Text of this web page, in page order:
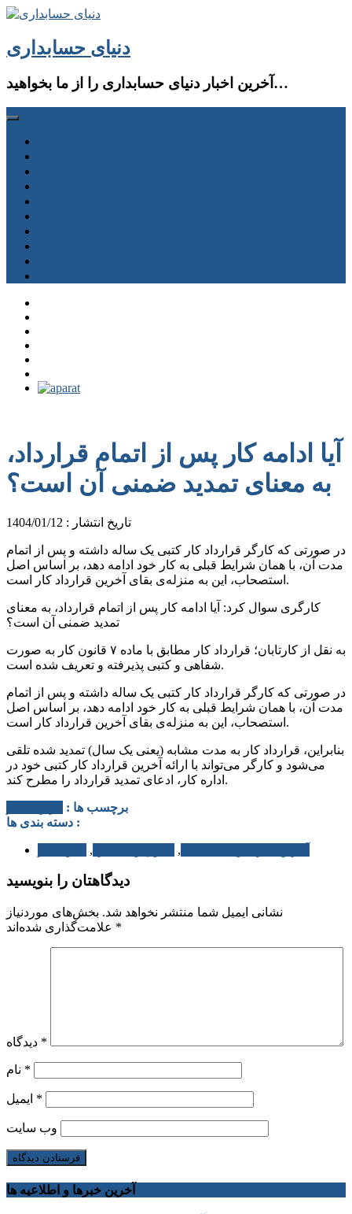
دنیای حسابداری
آخرین اخبار دنیای حسابداری را از ما بخواهید…
آیا ادامه کار پس از اتمام قرارداد،
به معنای تمدید ضمنی آن است؟
تاریخ انتشار : 1404/01/12
در صورتی که کارگر قرارداد کار کتبی یک ساله داشته و پس از اتمام
مدت آن، با همان شرایط قبلی به کار خود ادامه دهد، بر اساس اصل
استصحاب، این به منزله‌ی بقای آخرین قرارداد کار است.
کارگری سوال کرد: آیا ادامه کار پس از اتمام قرارداد، به معنای
تمدید ضمنی آن است؟
به نقل از کارتابان؛ قرارداد کار مطابق با ماده ۷ قانون کار به صورت
شفاهی و کتبی پذیرفته و تعریف شده است.
در صورتی که کارگر قرارداد کار کتبی یک ساله داشته و پس از اتمام
مدت آن، با همان شرایط قبلی به کار خود ادامه دهد، بر اساس اصل
استصحاب، این به منزله‌ی بقای آخرین قرارداد کار است.
بنابراین، قرارداد کار به مدت مشابه (یعنی یک سال) تمدید شده تلقی
می‌شود و کارگر می‌تواند با ارائه آخرین قرارداد کار کتبی خود در
اداره کار، ادعای تمدید قرارداد را مطرح کند.
برچسب ها :
دسته بندی ها :
,
,
دیدگاهتان را بنویسید
نشانی ایمیل شما منتشر نخواهد شد. بخش‌های موردنیاز
*
*
*
*
وب‌ سایت
آخرین خبرها و اطلاعیه ها